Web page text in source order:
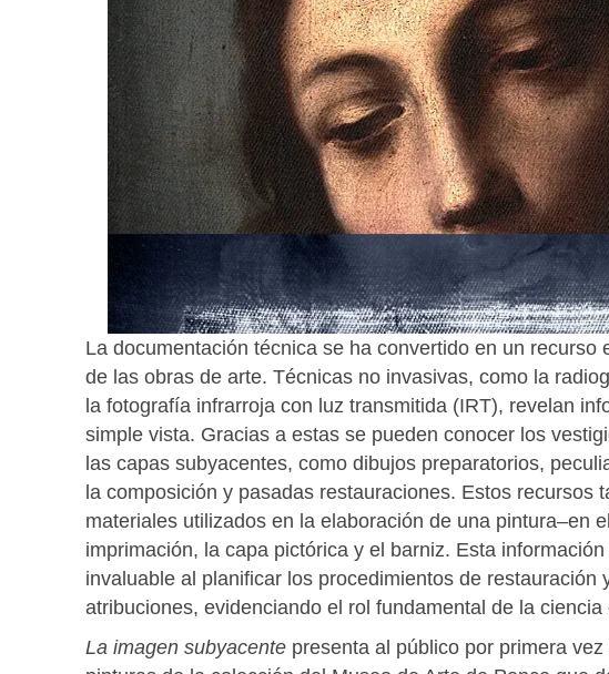
La documentación técnica se ha convertido en un
de las obras de arte. Técnicas no invasivas, como la
la fotografía infrarroja con luz transmitida (IRT), revelan
simple vista. Gracias a estas se pueden conocer los
las capas subyacentes, como dibujos preparatorios,
la composición y pasadas restauraciones. Estos recursos
materiales utilizados en la elaboración de una pintura–en
imprimación, la capa pictórica y el barniz. Esta
invaluable al planificar los procedimientos de restauración
atribuciones, evidenciando el rol fundamental de la
La imagen subyacente presenta al público por primera